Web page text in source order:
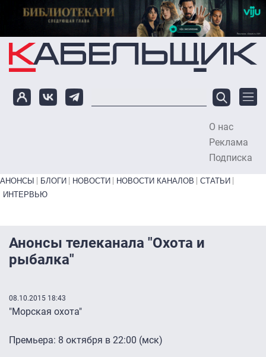
Перейти к основному содержанию
О нас
Реклама
Подписка
Primary links bottom
АНОНСЫ БЛОГИ НОВОСТИ НОВОСТИ КАНАЛОВ
СТАТЬИ
ИНТЕРВЬЮ
Анонсы телеканала "Охота и
рыбалка"
08.10.2015 18:43
"Морская охота"
Премьера: 8 октября в 22:00 (мск)